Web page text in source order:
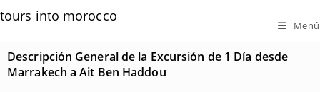
tours into morocco
Menú
Descripción General de la Excursión de 1 Día desde
Marrakech a Ait Ben Haddou